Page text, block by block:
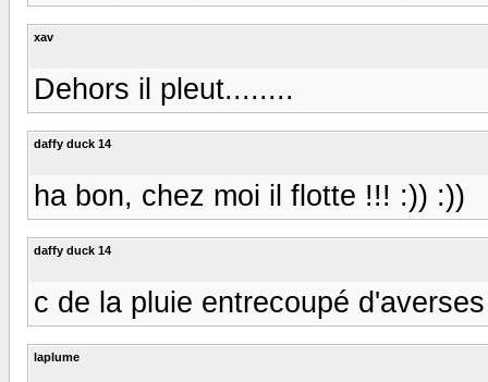
xav
Dehors il pleut........
daffy duck 14
ha bon, chez moi il flotte !!! :)) :))
daffy duck 14
c de la pluie entrecoupé
laplume